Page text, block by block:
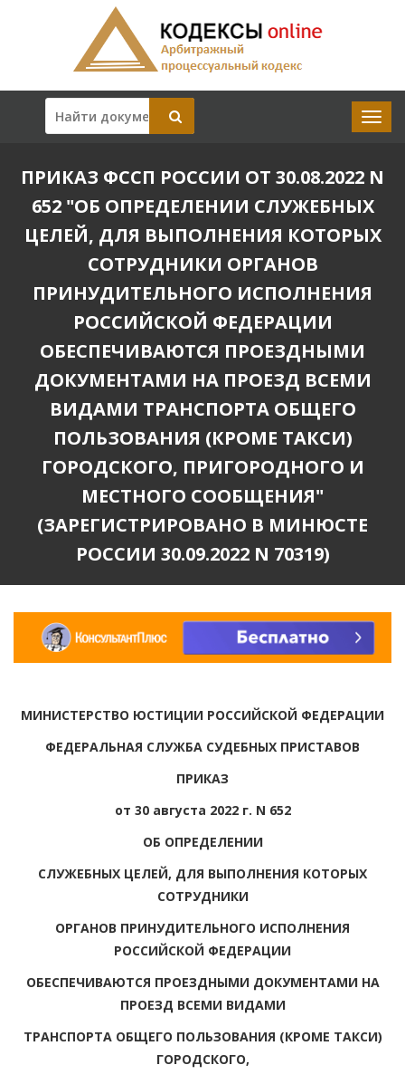
ПРИКАЗ ФССП РОССИИ ОТ 30.08.2022 N
652 "ОБ ОПРЕДЕЛЕНИИ СЛУЖЕБНЫХ
ЦЕЛЕЙ, ДЛЯ ВЫПОЛНЕНИЯ КОТОРЫХ
СОТРУДНИКИ ОРГАНОВ
ПРИНУДИТЕЛЬНОГО ИСПОЛНЕНИЯ
РОССИЙСКОЙ ФЕДЕРАЦИИ
ОБЕСПЕЧИВАЮТСЯ ПРОЕЗДНЫМИ
ДОКУМЕНТАМИ НА ПРОЕЗД ВСЕМИ
ВИДАМИ ТРАНСПОРТА ОБЩЕГО
ПОЛЬЗОВАНИЯ (КРОМЕ ТАКСИ)
ГОРОДСКОГО, ПРИГОРОДНОГО И
МЕСТНОГО СООБЩЕНИЯ"
(ЗАРЕГИСТРИРОВАНО В МИНЮСТЕ
РОССИИ 30.09.2022 N 70319)
МИНИСТЕРСТВО ЮСТИЦИИ РОССИЙСКОЙ ФЕДЕРАЦИИ
ФЕДЕРАЛЬНАЯ СЛУЖБА СУДЕБНЫХ ПРИСТАВОВ
ПРИКАЗ
от 30 августа 2022 г. N 652
ОБ ОПРЕДЕЛЕНИИ
СЛУЖЕБНЫХ ЦЕЛЕЙ, ДЛЯ ВЫПОЛНЕНИЯ КОТОРЫХ
СОТРУДНИКИ
ОРГАНОВ ПРИНУДИТЕЛЬНОГО ИСПОЛНЕНИЯ
РОССИЙСКОЙ ФЕДЕРАЦИИ
ОБЕСПЕЧИВАЮТСЯ ПРОЕЗДНЫМИ ДОКУМЕНТАМИ НА
ПРОЕЗД ВСЕМИ ВИДАМИ
ТРАНСПОРТА ОБЩЕГО ПОЛЬЗОВАНИЯ (КРОМЕ ТАКСИ)
ГОРОДСКОГО,